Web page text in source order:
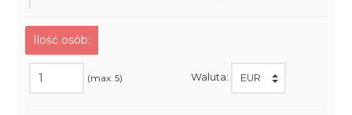
Ilość osób:
(max. 5) Waluta: